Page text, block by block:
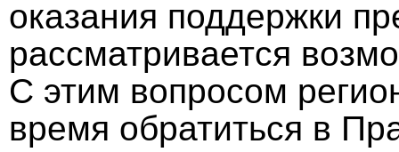
оказания поддержки
рассматривается
С этим вопросом
время обратиться в